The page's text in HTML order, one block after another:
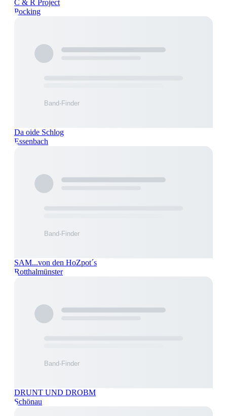
C & R Project
Pocking
Da oide Schlog
Essenbach
SAM...von den HoZpot´s
Rotthalmünster
DRUNT UND DROBM
Schönau